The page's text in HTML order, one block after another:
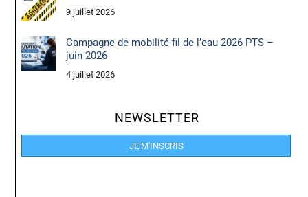
9 juillet 2026
Campagne de mobilité fil de l’eau 2026 PTS –
juin 2026
4 juillet 2026
NEWSLETTER
JE M'INSCRIS